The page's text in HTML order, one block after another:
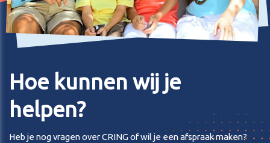
Hoe kunnen wij je
helpen?
Heb je nog vragen over CRING of wil je een afspraak maken?